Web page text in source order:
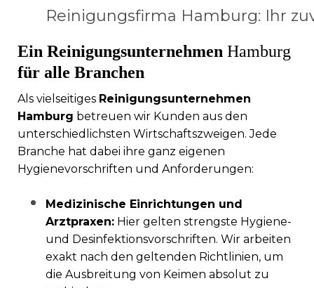
Reinigungsfirma Hamburg: Ihr
Ein Reinigungsunternehmen Hamburg
für alle Branchen
Als vielseitiges Reinigungsunternehmen
Hamburg betreuen wir Kunden aus den
unterschiedlichsten Wirtschaftszweigen. Jede
Branche hat dabei ihre ganz eigenen
Hygienevorschriften und Anforderungen:
Medizinische Einrichtungen und
Arztpraxen: Hier gelten strengste Hygiene-
und Desinfektionsvorschriften. Wir arbeiten
exakt nach den geltenden Richtlinien, um
die Ausbreitung von Keimen absolut zu